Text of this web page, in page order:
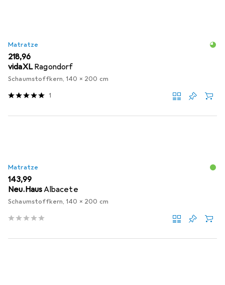
Matratze
EUR
218,96
vidaXL Ragondorf
Schaumstoffkern, 140 x 200 cm
1
Matratze
EUR
143,99
Neu.HausAlbacete
Schaumstoffkern, 140 x 200 cm